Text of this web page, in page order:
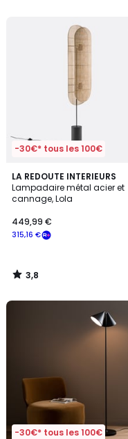
-30€* tous les 100€
LA REDOUTE INTERIEURS
Lampadaire métal acier et
cannage, Lola
315,16 €
449,99 €
3,8
/ 5
3,8
/
-30€* tous les 100€